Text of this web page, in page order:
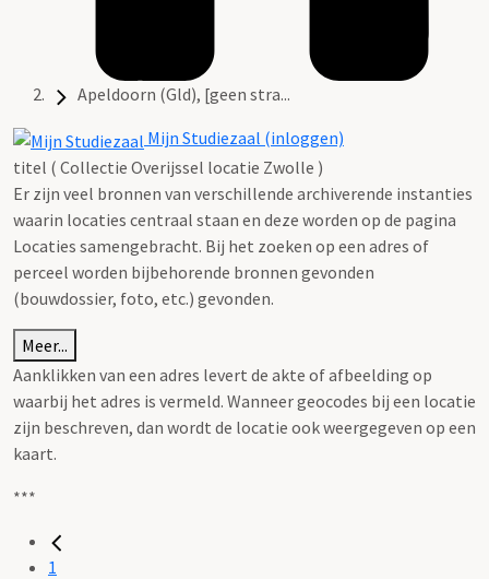
Apeldoorn (Gld), [geen stra...
Mijn Studiezaal (inloggen)
titel ( Collectie Overijssel locatie Zwolle )
Er zijn veel bronnen van verschillende archiverende instanties
waarin locaties centraal staan en deze worden op de pagina
Locaties samengebracht. Bij het zoeken op een adres of
perceel worden bijbehorende bronnen gevonden
(bouwdossier, foto, etc.) gevonden.
Meer...
Aanklikken van een adres levert de akte of afbeelding op
waarbij het adres is vermeld. Wanneer geocodes bij een locatie
zijn beschreven, dan wordt de locatie ook weergegeven op een
kaart.
***
1